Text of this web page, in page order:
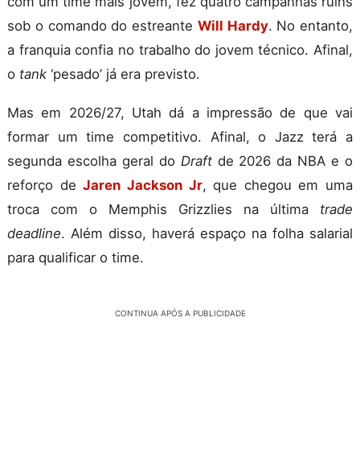
sob o comando do estreante Will Hardy. No entanto,
a franquia confia no trabalho do jovem técnico. Afinal,
o tank ‘pesado’ já era previsto.
Mas em 2026/27, Utah dá a impressão de que vai
formar um time competitivo. Afinal, o Jazz terá a
segunda escolha geral do Draftde 2026 da NBA e o
reforço deJaren Jackson Jr, que chegou em uma
troca com o Memphis Grizzlies na última trade
deadline. Além disso, haverá espaço na folha salarial
para qualificar o time.
CONTINUA APÓS A PUBLICIDADE